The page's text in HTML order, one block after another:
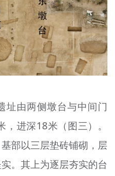
址由两侧墩台与中间门
进深18米（图三）。
部以三层垫砖铺砌，层
。其上为逐层夯实的台